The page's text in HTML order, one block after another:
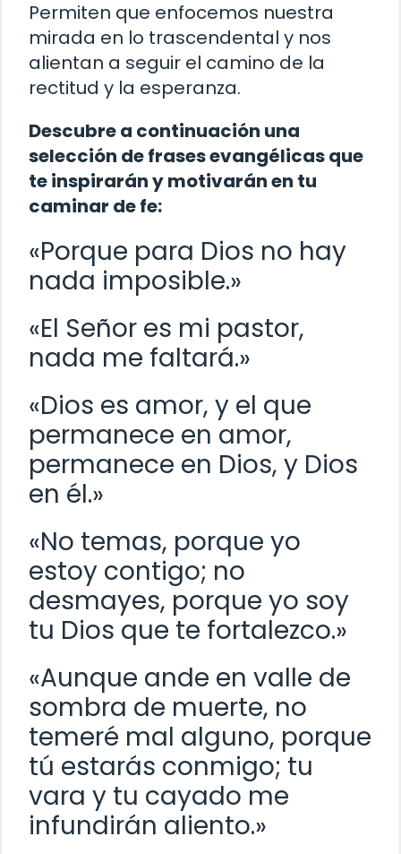
Permiten que enfocemos nuestra
mirada en lo trascendental y nos
alientan a seguir el camino de la
rectitud y la esperanza.
Descubre a continuación una
selección de frases evangélicas que
te inspirarán y motivarán en tu
caminar de fe:
«Porque para Dios no hay
nada imposible.»
«El Señor es mi pastor,
nada me faltará.»
«Dios es amor, y el que
permanece en amor,
permanece en Dios, y Dios
en él.»
«No temas, porque yo
estoy contigo; no
desmayes, porque yo soy
tu Dios que te fortalezco.»
«Aunque ande en valle de
sombra de muerte, no
temeré mal alguno, porque
tú estarás conmigo; tu
vara y tu cayado me
infundirán aliento.»